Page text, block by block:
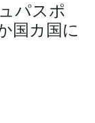
パスポ
国カ国に